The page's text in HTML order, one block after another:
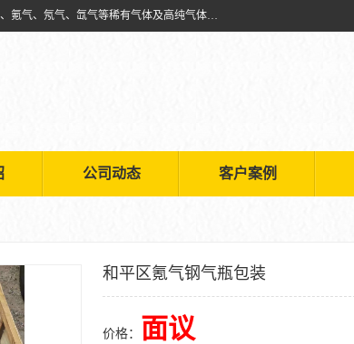
天津市利信工业气体经销部主要经营销售供应氧气、乙炔气、氩气、氮气、二氧化碳等大宗气体以及氦气、氪气、氖气、氙气等稀有气体及高纯气体的配送租赁
公司动态 客户案例
和平区氪气钢气瓶包装
价格： 面议